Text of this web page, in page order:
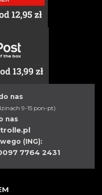
nas
9-15 pon-pt)
nas
(ING):
7764 2431